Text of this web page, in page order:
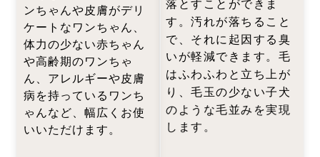
ンちゃんや皮膚がデリ
ケートなワンちゃん、
体力の少ない赤ちゃん
や高齢期のワンちゃ
ん、アレルギーや皮膚
病を持っているワンち
ゃんなど、幅広くお使
いいただけます。
落とすことができま
す。汚れが落ちること
で、それに起因する臭
いが軽減できます。毛
はふわふわと立ち上が
り、毛玉の少ない子犬
のような毛並みを実現
します。